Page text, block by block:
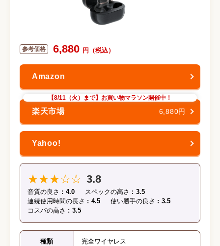
6,880
【8/11（火）まで】お買い物マラソン開催中！
6,880円
★★★☆☆ 3.8
音質の良さ 4.0 スペックの高さ
3.5
連続使用時間の長さ
4.5 使い勝手の良さ
3.5
コスパの高さ
3.5
種類 完全ワイヤレス